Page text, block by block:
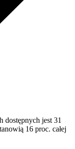
dostępnych jest 31
16 proc. całej